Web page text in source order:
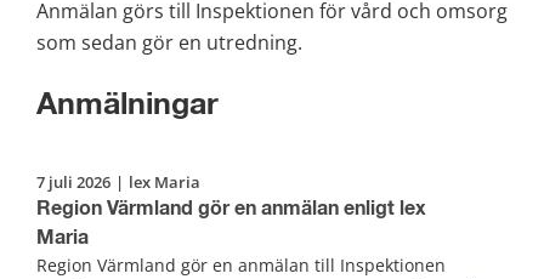
Anmälan görs till Inspektionen för vård och omsorg
som sedan gör en utredning.
Anmälningar
7 juli 2026 | lex Maria
Region Värmland gör en anmälan enligt lex
Maria
Region Värmland gör en anmälan till Inspektionen